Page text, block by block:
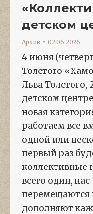
детском
Архив 02.06.2026
4 июня
Толстого
Льва Толстого,
детском
новая
работаем все
одной или
первый раз
коллективные
всего один,
перемещаются
дополняют